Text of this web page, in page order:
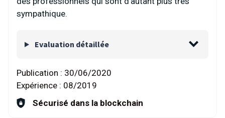
sympathique.
Evaluation détaillée
Publication : 30/06/2020
Expérience : 08/2019
Sécurisé dans la blockchain